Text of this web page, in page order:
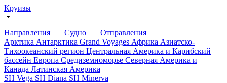
Круизы
Направления Судно
Отправления
Арктика Антарктика Grand Voyages Африка Азиатско-
Тихоокеанский регион Центральная Америка и Карибский
бассейн Европа Средиземноморье Северная Америка и
Канада Латинская Америка
SH Vega SH Diana SH Minerva